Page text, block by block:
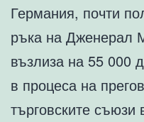
Германия, почти
ръка на Дженерал
възлиза на 55 000
в процеса на
търговските съюзи